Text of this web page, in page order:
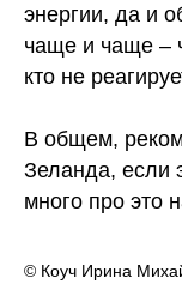
энергии, да и
чаще и чаще –
кто не
В общем,
Зеланда, если
много про это
© Коуч Ирина